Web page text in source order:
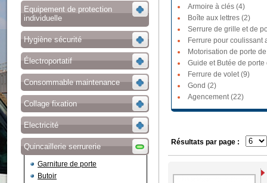
Equipement de protection
individuelle
Hygiène sécurité
Électroportatif
Consommable maintenance
Collage fixation
Electricité
Quincaillerie serrurerie
Garniture de porte
Butoir
Armoire à clés (4)
Boîte aux lettres (2)
Serrure de grille et de
Ferrure pour coulissant
Motorisation de porte
Guide et Butée de
Ferrure de volet (9)
Gond (2)
Agencement (22)
Résultats par page :